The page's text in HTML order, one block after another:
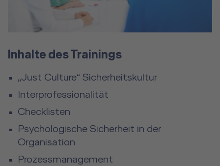
Inhalte des Trainings
„Just Culture“ Sicherheitskultur
Interprofessionalität
Checklisten
Psychologische Sicherheit in der
Organisation
Prozessmanagement